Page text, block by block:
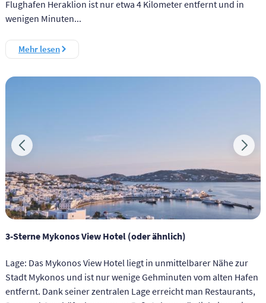
Flughafen Heraklion ist nur etwa 4 Kilometer entfernt und in
wenigen Minuten...
Mehr lesen
3-Sterne Mykonos View Hotel (oder ähnlich)
Lage: Das Mykonos View Hotel liegt in unmittelbarer Nähe zur
Stadt Mykonos und ist nur wenige Gehminuten vom alten Hafen
entfernt. Dank seiner zentralen Lage erreicht man Restaurants,